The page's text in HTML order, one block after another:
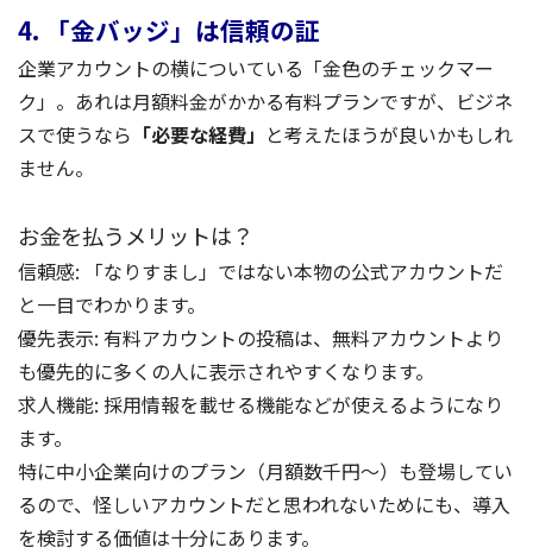
4. 「金バッジ」は信頼の証
企業アカウントの横についている「金色のチェックマー
ク」。あれは月額料金がかかる有料プランですが、ビジネ
スで使うなら 「必要な経費」 と考えたほうが良いかもしれ
ません。
お金を払うメリットは？
信頼感: 「なりすまし」ではない本物の公式アカウントだ
と一目でわかります。
優先表示: 有料アカウントの投稿は、無料アカウントより
も優先的に多くの人に表示されやすくなります。
求人機能: 採用情報を載せる機能などが使えるようになり
ます。
特に中小企業向けのプラン（月額数千円〜）も登場してい
るので、怪しいアカウントだと思われないためにも、導入
を検討する価値は十分にあります。